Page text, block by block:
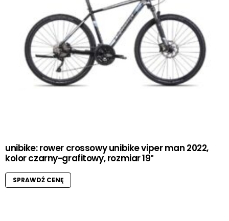
unibike: rower crossowy unibike viper man 2022,
kolor czarny-grafitowy, rozmiar 19″
SPRAWDŹ CENĘ